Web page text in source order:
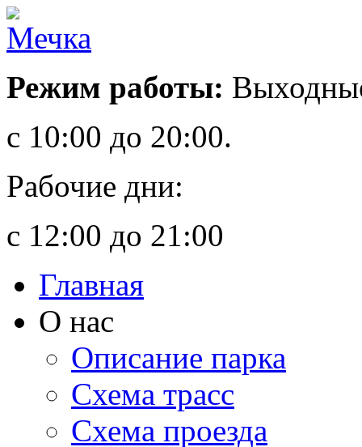
Режим работы:
с 10:00 до 20:00.
Рабочие дни:
с 12:00 до 21:00
Главная
О нас
Описание парка
Схема трасс
Схема проезда